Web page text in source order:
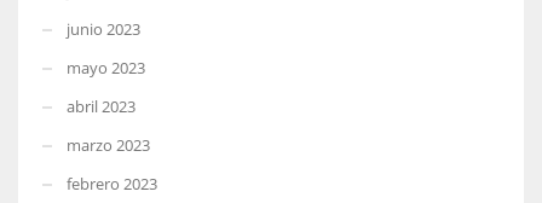
junio 2023
mayo 2023
abril 2023
marzo 2023
febrero 2023